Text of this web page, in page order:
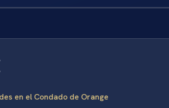
en el Condado de Orange